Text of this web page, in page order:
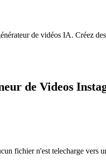
de vidéos IA. Créez
de Videos
fichier n'est telecharge vers